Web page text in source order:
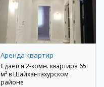
Аренда квартир
Сдается 2-комн. квартира 65
м² в Шайхантахурском
районе